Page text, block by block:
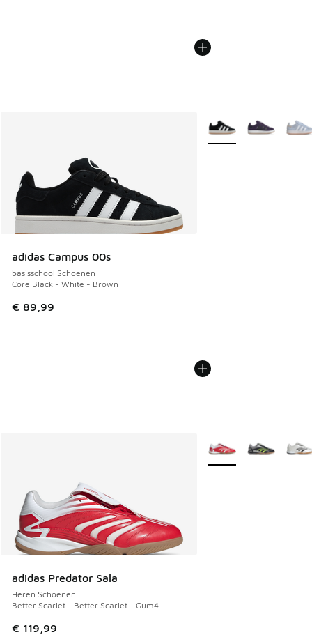
adidas Campus 00s
basisschool Schoenen
Core Black - White - Brown
€ 89,99
Meer kleuren
adidas Predator Sala
Heren Schoenen
Better Scarlet - Better Scarlet - Gum4
€ 119,99
Meer kleuren